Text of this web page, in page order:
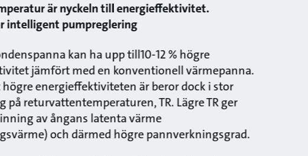
är nyckeln till energieffektivitet.
intelligent pumpreglering
kan ha upp till10-12 % högre
jämfört med en konventionell värmepanna.
energieffektiviteten är beror dock i stor
på returvattentemperaturen, TR. Lägre TR ger
av ångans latenta värme
och därmed högre pannverkningsgrad.